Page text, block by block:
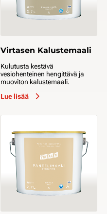
Virtasen Kalustemaali
Kulutusta kestävä
vesiohenteinen hengittävä ja
muoviton kalustemaali.
Lue lisää